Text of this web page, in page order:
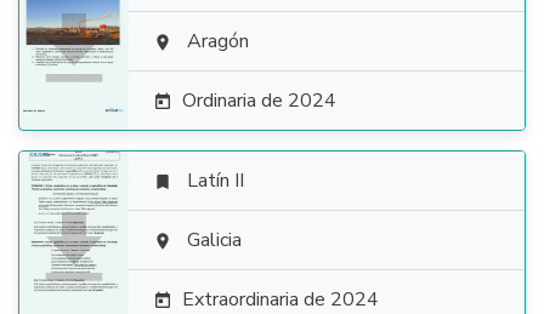
  Aragón
 Ordinaria de 2024

 Latín II
 Galicia
 Extraordinaria de 2024